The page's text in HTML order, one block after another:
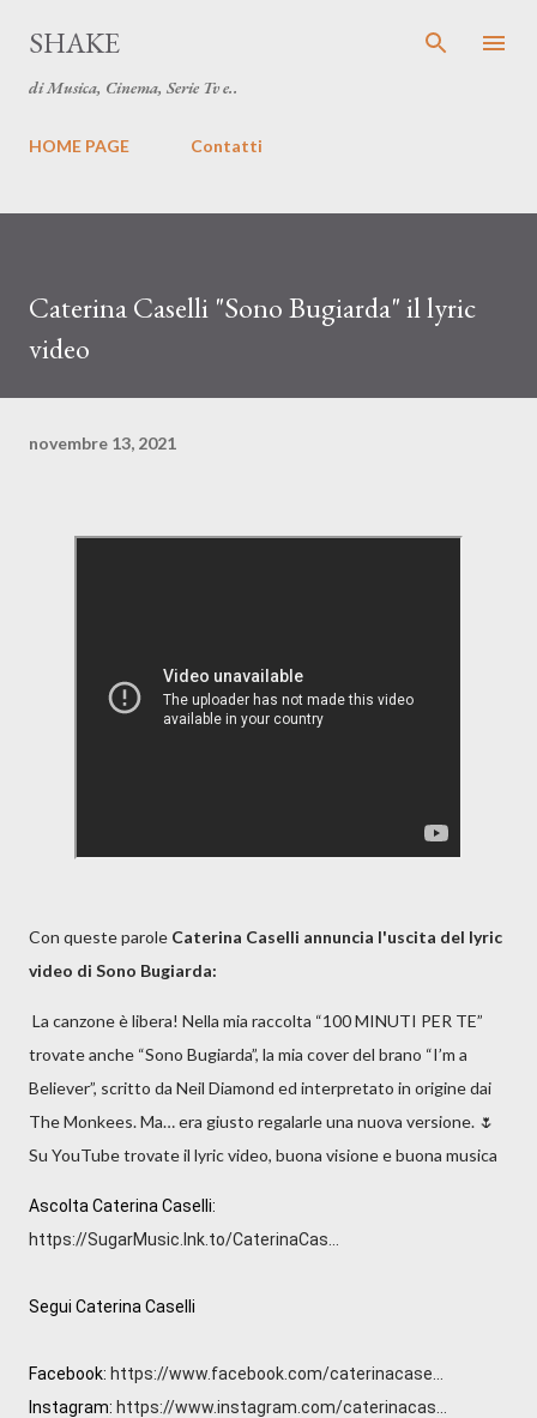
SHAKE
di Musica, Cinema, Serie Tv e..
HOME PAGE Contatti
Caterina Caselli "Sono Bugiarda" il lyric
video
novembre 13, 2021
Con queste parole Caterina Caselli annuncia l'uscita del lyric
video di Sono Bugiarda:
La canzone è libera! Nella mia raccolta “100 MINUTI PER TE”
trovate anche “Sono Bugiarda”, la mia cover del brano “I’m a
Believer”, scritto da Neil Diamond ed interpretato in origine dai
The Monkees. Ma… era giusto regalarle una nuova versione. 🌷
Su YouTube trovate il lyric video, buona visione e buona musica
Ascolta Caterina Caselli:
https://SugarMusic.lnk.to/CaterinaCas...
Segui Caterina Caselli
Facebook: https://www.facebook.com/caterinacase...
Instagram: https://www.instagram.com/caterinacas...